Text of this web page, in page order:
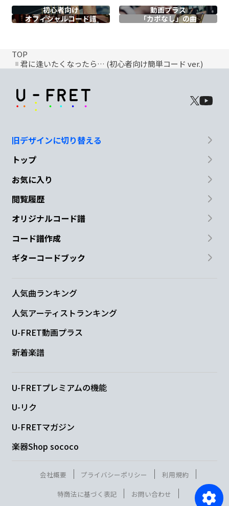
初心者向け
動画プラス
オフィシャルコード譜 「カポなし」の曲
TOP
君に逢いたくなったら… (初心者向け簡単コード ver.)
旧デザインに切り替える
トップ
お気に入り
閲覧履歴
オリジナルコード譜
コード譜作成
ギターコードブック
人気曲ランキング
人気アーティストランキング
U-FRET動画プラス
新着楽譜
U-FRETプレミアムの機能
U-リク
U-FRETマガジン
楽器Shop sococo
会社概要 プライバシーポリシー
利用規約
特商法に基づく表記
お問い合わせ